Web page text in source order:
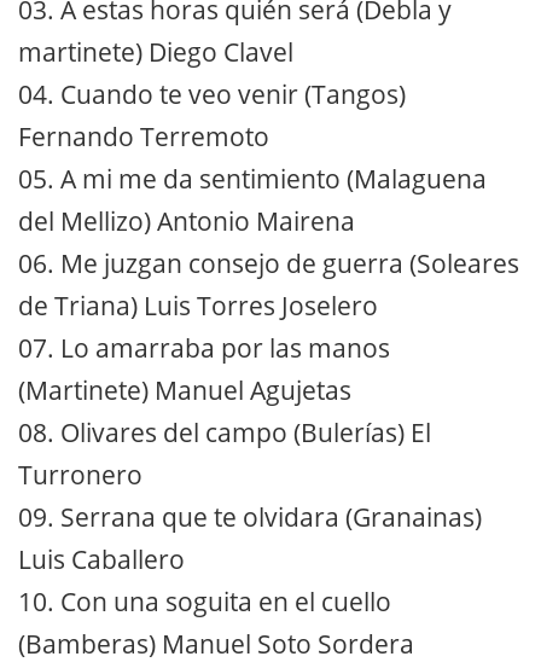
03. A estas horas quién será (Debla y
martinete) Diego Clavel
04. Cuando te veo venir (Tangos)
Fernando Terremoto
05. A mi me da sentimiento (Malaguena
del Mellizo) Antonio Mairena
06. Me juzgan consejo de guerra (Soleares
de Triana) Luis Torres Joselero
07. Lo amarraba por las manos
(Martinete) Manuel Agujetas
08. Olivares del campo (Bulerías) El
Turronero
09. Serrana que te olvidara (Granainas)
Luis Caballero
10. Con una soguita en el cuello
(Bamberas) Manuel Soto Sordera